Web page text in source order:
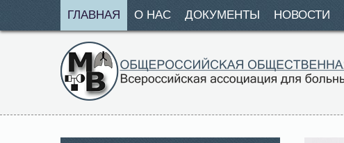
ГЛАВНАЯ О НАС ДОКУМЕНТЫ НОВОСТИ